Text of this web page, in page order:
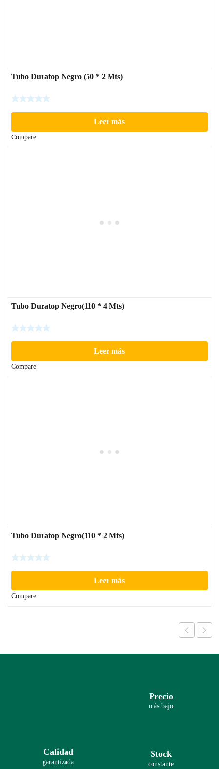
Tubo Duratop Negro (50 * 2 Mts)
Leer más
Compare
Tubo Duratop Negro(110 * 4 Mts)
Leer más
Compare
Tubo Duratop Negro(110 * 2 Mts)
Leer más
Compare
Precio
más bajo
Calidad
garantizada
Stock
constante